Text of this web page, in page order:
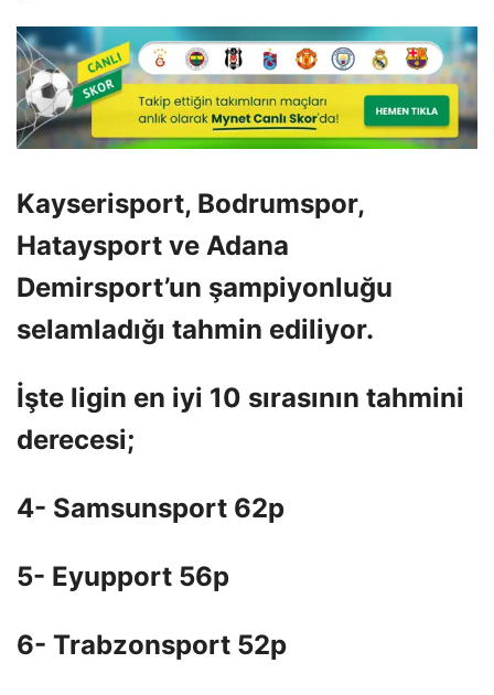
Kayserisport, Bodrumspor,
Hataysport ve Adana
Demirsport’un şampiyonluğu
selamladığı tahmin ediliyor.
İşte ligin en iyi 10 sırasının tahmini
derecesi;
4- Samsunsport 62p
5- Eyupport 56p
6- Trabzonsport 52p